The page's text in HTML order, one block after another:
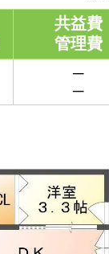
共益費
管理費
─
─